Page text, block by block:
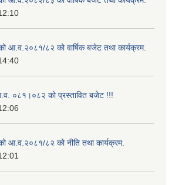
आ.व.२०८१/८२ को वार्षिक बजेट तथा कार्यक्रम.
०८१।०८२ को प्रस्तावित बजेट !!!
आ.व.२०८१/८२ को नीति तथा कार्यक्रम.